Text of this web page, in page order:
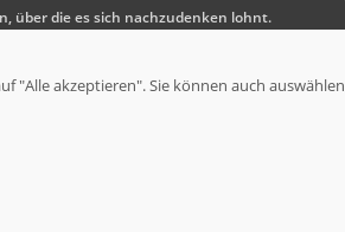
über die es sich nachzudenken lohnt.
"Alle akzeptieren". Sie können auch